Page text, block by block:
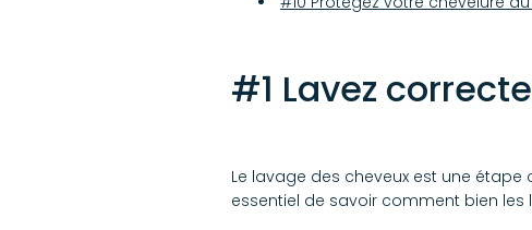
#1 Lavez
Le lavage des cheveux est une
essentiel de savoir comment bien les